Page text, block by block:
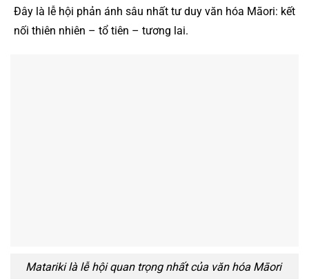
Đây là lễ hội phản ánh sâu nhất tư duy văn hóa Māori: kết
nối thiên nhiên – tổ tiên – tương lai.
Matariki là lễ hội quan trọng nhất của văn hóa Māori